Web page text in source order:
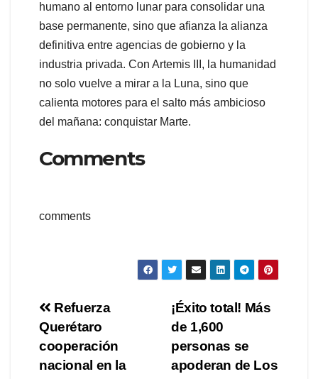
humano al entorno lunar para consolidar una
base permanente, sino que afianza la alianza
definitiva entre agencias de gobierno y la
industria privada. Con Artemis III, la humanidad
no solo vuelve a mirar a la Luna, sino que
calienta motores para el salto más ambicioso
del mañana: conquistar Marte.
Comments
comments
Navegación
de
entradas
¡Éxito total! Más
de 1,600
personas se
apoderan de Los
Refuerza
Querétaro
cooperación
nacional en la